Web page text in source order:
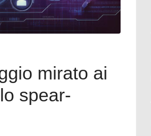
mirato ai
spear-